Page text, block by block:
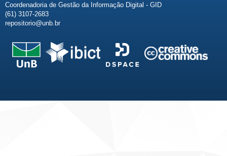
Coordenadoria de Gestão da Informação Digital - GID
(61) 3107-2683
repositorio@unb.br